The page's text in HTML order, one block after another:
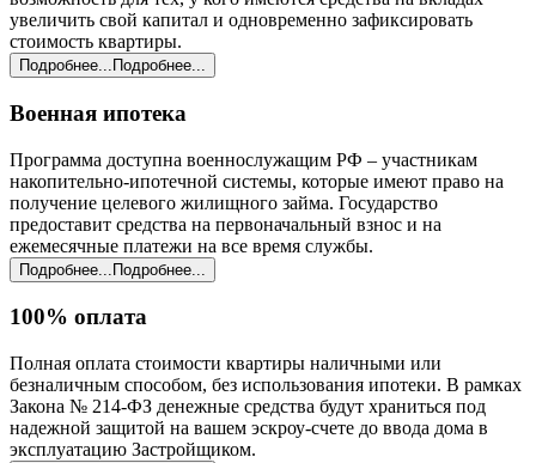
увеличить свой капитал и одновременно зафиксировать
стоимость квартиры.
Подробнее... Подробнее...
Военная ипотека
Программа доступна военнослужащим РФ – участникам
накопительно-ипотечной системы, которые имеют право на
получение целевого жилищного займа. Государство
предоставит средства на первоначальный взнос и на
ежемесячные платежи на все время службы.
Подробнее... Подробнее...
100% оплата
Полная оплата стоимости квартиры наличными или
безналичным способом, без использования ипотеки. В рамках
Закона № 214-ФЗ денежные средства будут храниться под
надежной защитой на вашем эскроу-счете до ввода дома в
эксплуатацию Застройщиком.